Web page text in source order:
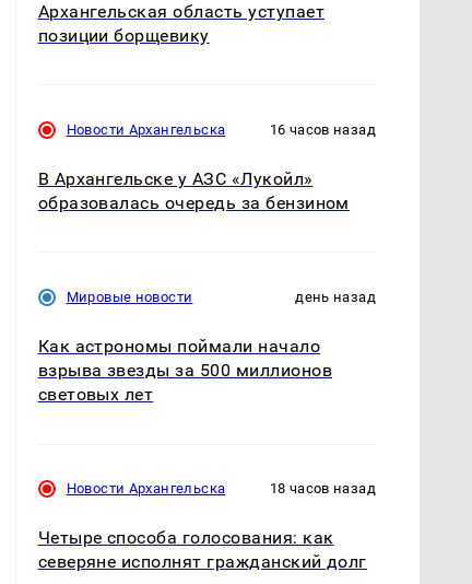
Архангельская область уступает
позиции борщевику
Новости Архангельска 16 часов назад
В Архангельске у АЗС «Лукойл»
образовалась очередь за бензином
Мировые новости день назад
Как астрономы поймали начало
взрыва звезды за 500 миллионов
световых лет
Новости Архангельска 18 часов назад
Четыре способа голосования: как
северяне исполнят гражданский долг